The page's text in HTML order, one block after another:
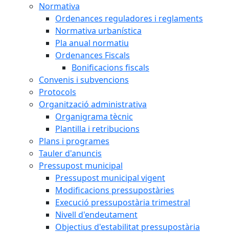
Normativa
Ordenances reguladores i reglaments
Normativa urbanística
Pla anual normatiu
Ordenances Fiscals
Bonificacions fiscals
Convenis i subvencions
Protocols
Organització administrativa
Organigrama tècnic
Plantilla i retribucions
Plans i programes
Tauler d'anuncis
Pressupost municipal
Pressupost municipal vigent
Modificacions pressupostàries
Execució pressupostària trimestral
Nivell d'endeutament
Objectius d'estabilitat pressupostària